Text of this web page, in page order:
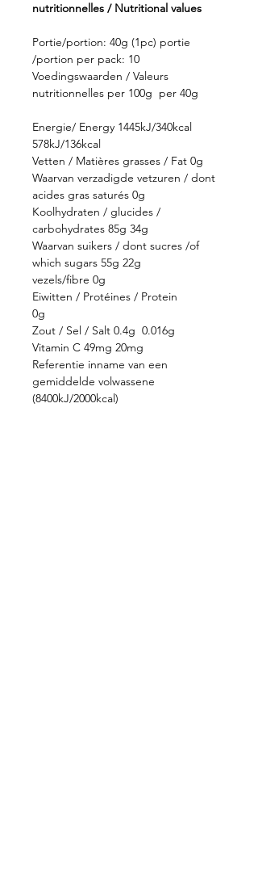
nutritionnelles / Nutritional values
Portie/portion: 40g (1pc) portie
/portion per pack: 10
Voedingswaarden / Valeurs
nutritionnelles per 100g per 40g
Energie/ Energy 1445kJ/340kcal
578kJ/136kcal
Vetten / Matières grasses / Fat 0g
Waarvan verzadigde vetzuren / dont
acides gras saturés 0g
Koolhydraten / glucides /
carbohydrates 85g 34g
Waarvan suikers / dont sucres /of
which sugars 55g 22g
vezels/fibre 0g
Eiwitten / Protéines / Protein
0g
Zout / Sel / Salt 0.4g 0.016g
Vitamin C 49mg 20mg
Referentie inname van een
gemiddelde volwassene
(8400kJ/2000kcal)